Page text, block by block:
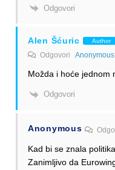
Odgovori
Alen Šćuric Author
Odgovori Anonymous
Možda i hoće jednom
Odgovori
Anonymous
Kad bi se znala
Zanimljivo da